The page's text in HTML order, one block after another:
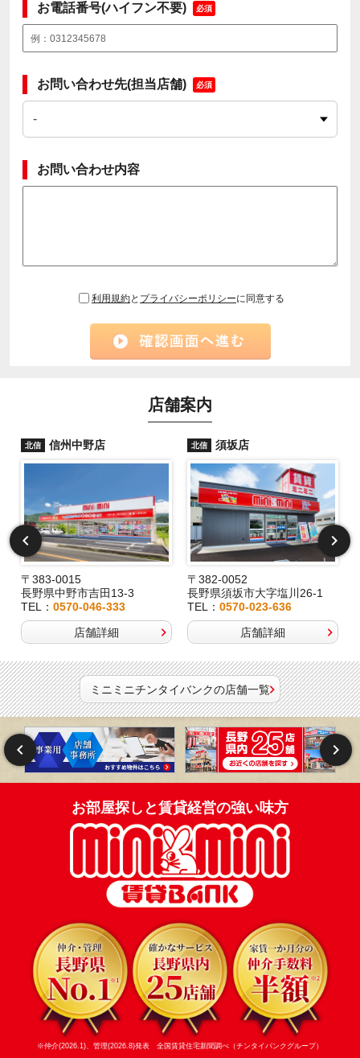
お電話番号(ハイフン不要) 必須
お問い合わせ先(担当店舗) 必須
お問い合わせ内容
利用規約と プライバシーポリシーに同意する
店舗案内
北信 信州中野店
〒383-0015
長野県中野市吉田13-3
TEL： 0570-046-333
店舗詳細
北信 須坂店
〒382-0052
長野県須坂市大字塩川26-1
TEL：0570-023-636
店舗詳細
ミニミニチンタイバンクの店舗一覧
お部屋探しと賃貸経営の強い味方
※仲介(2026.1)、管理(2026.8)発表 全国賃貸住宅新聞調べ（チンタイバンクグループ）